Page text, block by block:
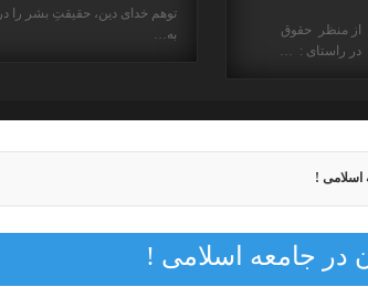
توهم خدای دین، حقیقتِ بشر را در
به…
از منظر حقوق
در راستای : …
اسلامی !
در جامعه اسلامی !